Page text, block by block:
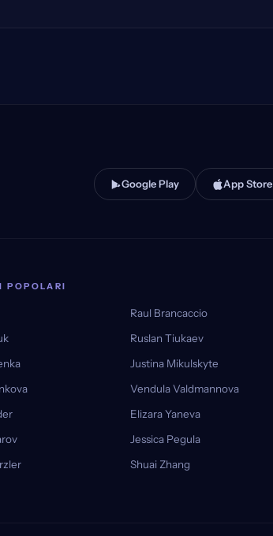
Google Play App Store
POPOLARI
Raul Brancaccio
Ruslan Tiukaev
Justina Mikulskyte
Vendula Valdmannova
Elizara Yaneva
Jessica Pegula
Shuai Zhang